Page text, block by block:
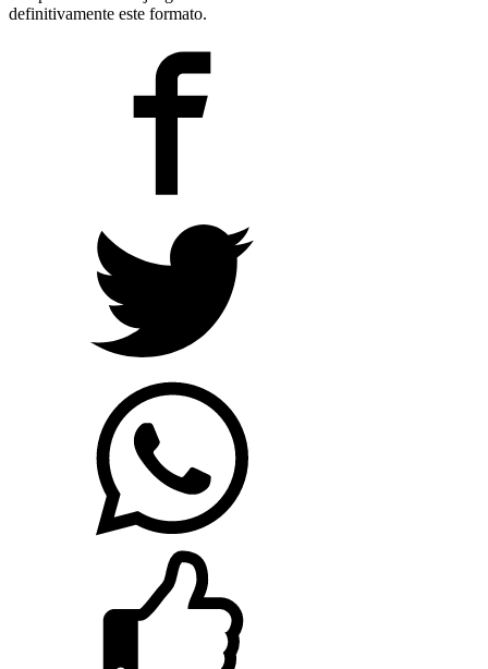
definitivamente este formato.